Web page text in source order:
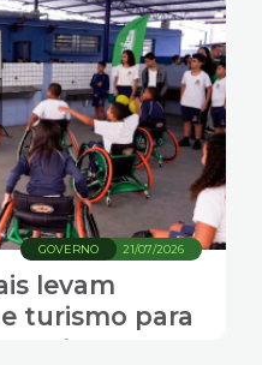
21/07/2026
GOVERNO
levam
turismo para